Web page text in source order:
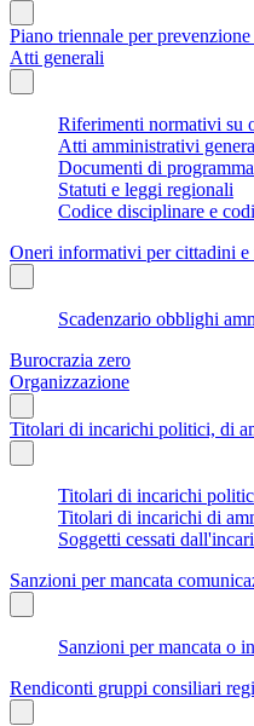
Piano triennale per
Atti generali
Riferimenti normativi su
Atti amministrativi
Documenti di
Statuti e leggi regionali
Codice disciplinare e
Oneri informativi per cittadini e
Scadenzario obblighi
Burocrazia zero
Organizzazione
Titolari di incarichi politici, di
Titolari di incarichi
Titolari di incarichi di
Soggetti cessati
Sanzioni per mancata
Sanzioni per mancata o
Rendiconti gruppi consiliari